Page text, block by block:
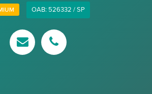
OAB: 526332 / SP